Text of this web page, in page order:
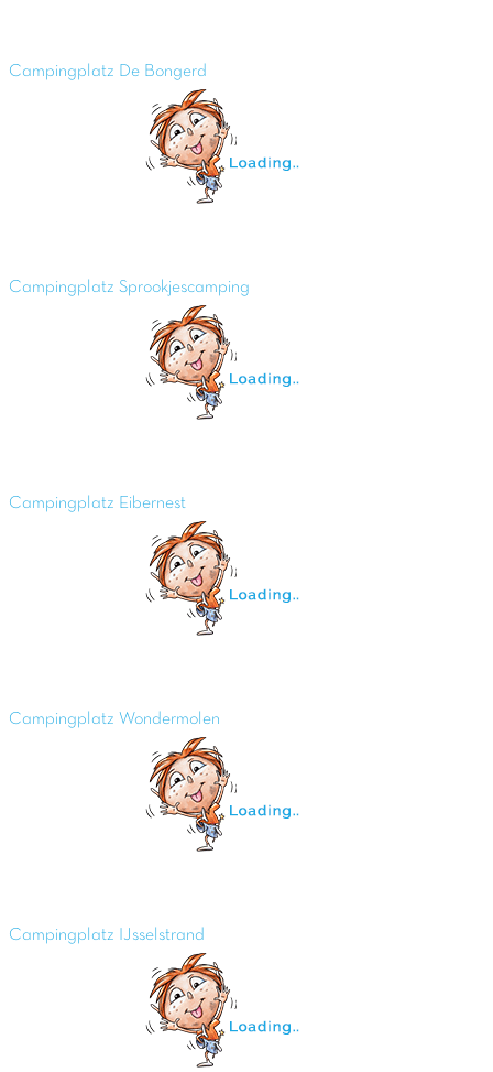
Campingplatz De Bongerd
Campingplatz Sprookjescamping
Campingplatz Eibernest
Campingplatz Wondermolen
Campingplatz IJsselstrand